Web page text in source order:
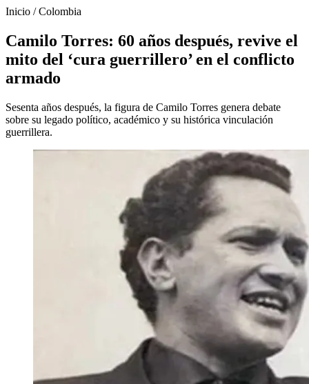
Inicio /Colombia
Camilo Torres: 60 años después, revive el
mito del ‘cura guerrillero’ en el conflicto
armado
Sesenta años después, la figura de Camilo Torres genera debate
sobre su legado político, académico y su histórica vinculación
guerrillera.